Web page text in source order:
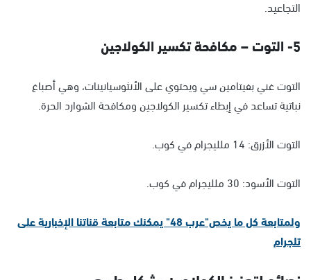
التجاعيد.
5- التوت – مكافحة تكسير الكولاجين
التوت غني بفيتامين سي ويحتوي على الأنثوسيانينات، وهي أصباغ
نباتية تساعد في إبطاء تكسير الكولاجين ومكافحة الشوارد الحرة.
التوت الأزرق: 14 ملليجرام في كوب.
التوت الأسود: 30 ملليجرام في كوب.
ولمتابعة كل ما يخص"عرب 48" يمكنك متابعة قناتنا الإخبارية على
تلجرام